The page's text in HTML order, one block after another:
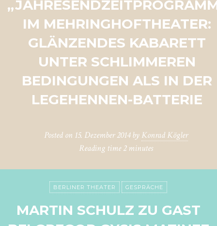
IM MEHRINGHOFTHEATER:
GLÄNZENDES KABARETT
UNTER SCHLIMMEREN
BEDINGUNGEN ALS IN DER
LEGEHENNEN-BATTERIE
Posted on 15. Dezember 2014 by Konrad Kögler
Reading time2 minutes
BERLINER THEATER GESPRÄCHE
MARTIN SCHULZ ZU GAST